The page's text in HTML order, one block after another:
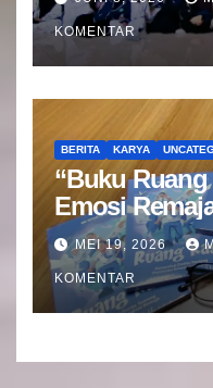
KOMENTAR
BERITA KARYA
“Buku Ruang
Emosi
BK MTsN 19
MEI 19, 2026
KOMENTAR